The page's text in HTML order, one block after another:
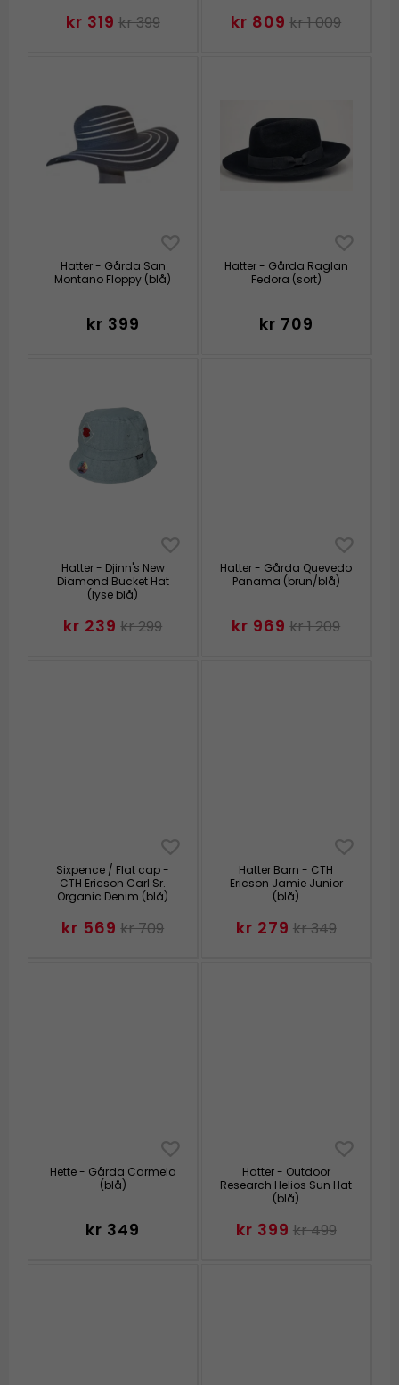
kr 319 kr 399 kr 809 kr 1 009
Hatter - Gårda San
Montano Floppy (blå)
kr 399
Hatter - Gårda Raglan
Fedora (sort)
kr 709
Hatter - Djinn's New
Diamond Bucket Hat
(lyse blå)
kr 239 kr 299
Hatter - Gårda Quevedo
Panama (brun/blå)
kr 969 kr 1 209
Sixpence / Flat cap -
CTH Ericson Carl Sr.
Organic Denim (blå)
kr 569 kr 709
Hatter Barn - CTH
Ericson Jamie Junior
(blå)
kr 279 kr 349
Hette - Gårda Carmela
(blå)
kr 349
Hatter - Outdoor
Research Helios Sun Hat
(blå)
kr 399 kr 499